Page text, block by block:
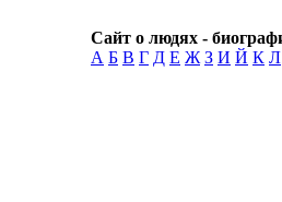
Сайт о людях -
А Б В Г Д Е Ж З И Й К Л